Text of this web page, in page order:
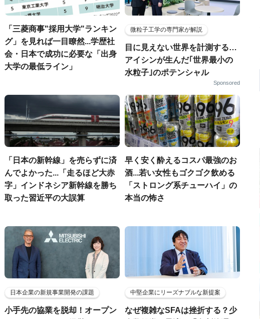
「三菱商事"採用大学"ランキン
グ」を見れば一目瞭然...学歴社
会・日本で成功に必要な「出身
大学の最低ライン」
微粒子工学の専門家が解説
目に見えない世界を計測する…
アイシンが生んだ｢世界最小の
水粒子｣のポテンシャル
Sponsored
「日本の新幹線」を売らずに済
んでよかった...「走るほど大赤
字」インドネシア新幹線を勝ち
取った習近平の大誤算
早く安く酔えるコスパ最強のお
酒...若い女性もゴクゴク飲める
「ストロング系チューハイ」の
本当の怖さ
日本企業の新規事業開発の課題
小手先の協業を脱却！オープン
中堅企業にリーズナブルな新提案
なぜ複雑なSFAは挫折する？少